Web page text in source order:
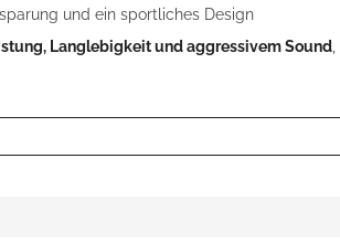
und ein sportliches Design
Langlebigkeit und aggressivem Sound